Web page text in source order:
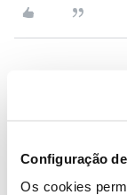
Configuração
Os cookies
com o seu NIF por
Obrigada